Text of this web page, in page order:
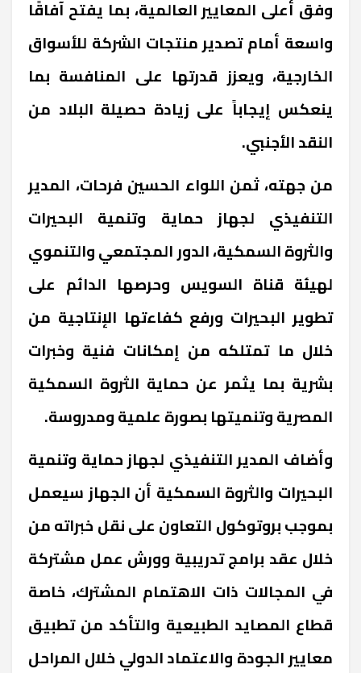
وفق أعلى المعايير العالمية، بما يفتح آفاقًا
واسعة أمام تصدير منتجات الشركة للأسواق
الخارجية، ويعزز قدرتها على المنافسة بما
ينعكس إيجاباً على زيادة حصيلة البلاد من
النقد الأجنبي.
من جهته، ثمن اللواء الحسين فرحات، المدير
التنفيذي لجهاز حماية وتنمية البحيرات
والثروة السمكية، الدور المجتمعي والتنموي
لهيئة قناة السويس وحرصها الدائم على
تطوير البحيرات ورفع كفاءتها الإنتاجية من
خلال ما تمتلكه من إمكانات فنية وخبرات
بشرية بما يثمر عن حماية الثروة السمكية
المصرية وتنميتها بصورة علمية ومدروسة.
وأضاف المدير التنفيذي لجهاز حماية وتنمية
البحيرات والثروة السمكية أن الجهاز سيعمل
بموجب بروتوكول التعاون على نقل خبراته من
خلال عقد برامج تدريبية وورش عمل مشتركة
في المجالات ذات الاهتمام المشترك، خاصة
قطاع المصايد الطبيعية والتأكد من تطبيق
معايير الجودة والاعتماد الدولي خلال المراحل